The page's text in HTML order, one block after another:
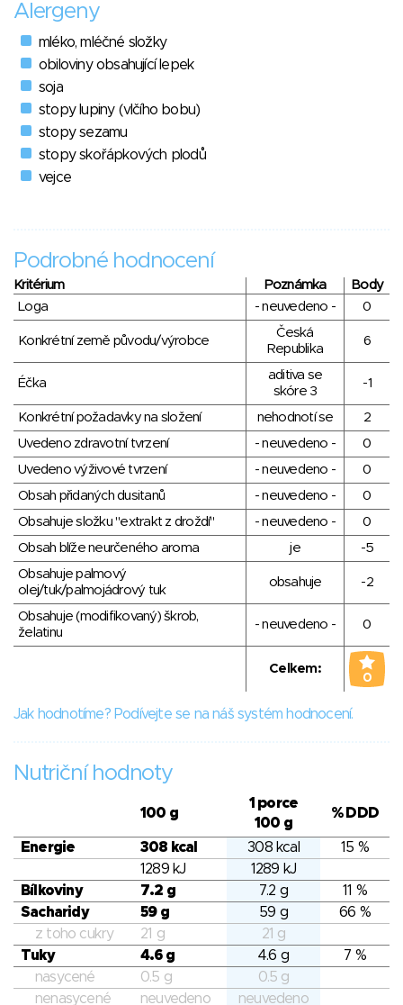
Alergeny
mléko, mléčné složky
obiloviny obsahující lepek
soja
stopy lupiny (vlčího bobu)
stopy sezamu
stopy skořápkových plodů
vejce
Podrobné hodnocení
Kritérium Poznámka
Body
Loga
- neuvedeno - 0
Konkrétní země původu/výrobce
Česká
Republika
6
Éčka
aditiva se
skóre 3
-1
Konkrétní požadavky na složení nehodnotí se
2
Uvedeno zdravotní tvrzení
- neuvedeno -
0
Uvedeno výživové tvrzení
- neuvedeno -
0
Obsah přidaných dusitanů
- neuvedeno -
0
Obsahuje složku "extrakt z droždí"
- neuvedeno -
0
Obsah blíže neurčeného aroma
je
-5
Obsahuje palmový
olej/tuk/palmojádrový tuk
obsahuje -2
Obsahuje (modifikovaný) škrob,
želatinu
- neuvedeno - 0
Celkem:
0
Jak hodnotíme? Podívejte se na náš systém hodnocení.
Nutriční hodnoty
100 g
1 porce
100 g
% DDD
Energie 308 kcal 308 kcal
15 %
1289 kJ
1289 kJ
Bílkoviny
7.2 g 7.2 g
11 %
Sacharidy
59 g 59 g
66 %
z toho cukry
21 g
21 g
Tuky
4.6 g 4.6 g
7 %
nasycené
0.5 g
0.5 g
nenasycené
neuvedeno neuvedeno